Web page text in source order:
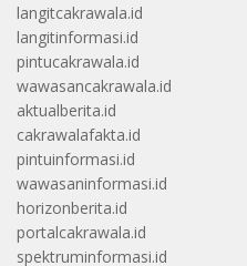
langitcakrawala.id
langitinformasi.id
pintucakrawala.id
wawasancakrawala.id
aktualberita.id
cakrawalafakta.id
pintuinformasi.id
wawasaninformasi.id
horizonberita.id
portalcakrawala.id
spektruminformasi.id